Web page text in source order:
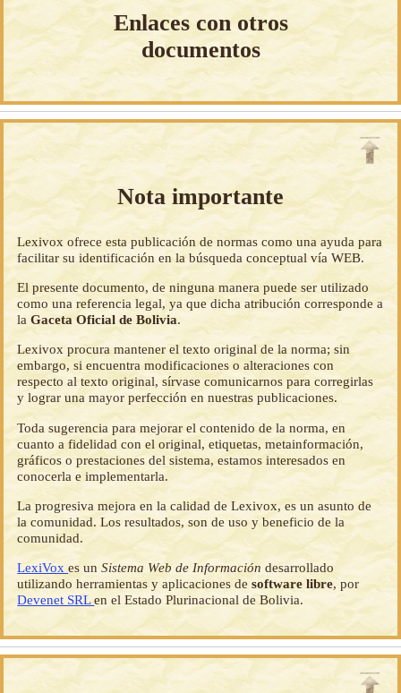
Enlaces con otros
documentos
Nota importante
Lexivox ofrece esta publicación de normas como una ayuda para
facilitar su identificación en la búsqueda conceptual vía WEB.
El presente documento, de ninguna manera puede ser utilizado
como una referencia legal, ya que dicha atribución corresponde a
laGaceta Oficial de Bolivia.
Lexivox procura mantener el texto original de la norma; sin
embargo, si encuentra modificaciones o alteraciones con
respecto al texto original, sírvase comunicarnos para corregirlas
y lograr una mayor perfección en nuestras publicaciones.
Toda sugerencia para mejorar el contenido de la norma, en
cuanto a fidelidad con el original, etiquetas, metainformación,
gráficos o prestaciones del sistema, estamos interesados en
conocerla e implementarla.
La progresiva mejora en la calidad de Lexivox, es un asunto de
la comunidad. Los resultados, son de uso y beneficio de la
comunidad.
LexiVoxes unSistema Web de Información desarrollado
utilizando herramientas y aplicaciones desoftware libre, por
Devenet SRLen el Estado Plurinacional de Bolivia.